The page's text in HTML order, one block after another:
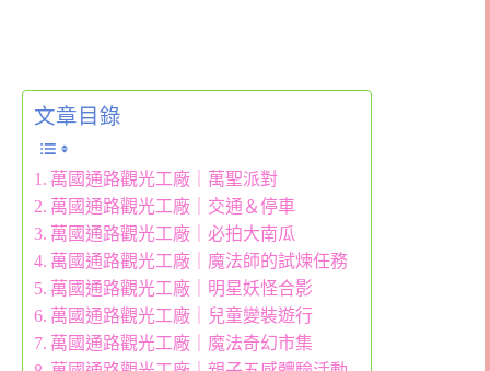
文章目錄
萬國通路觀光工廠｜萬聖派對
萬國通路觀光工廠｜交通＆停車
萬國通路觀光工廠｜必拍大南瓜
萬國通路觀光工廠｜魔法師的試煉任務
萬國通路觀光工廠｜明星妖怪合影
萬國通路觀光工廠｜兒童變裝遊行
萬國通路觀光工廠｜魔法奇幻市集